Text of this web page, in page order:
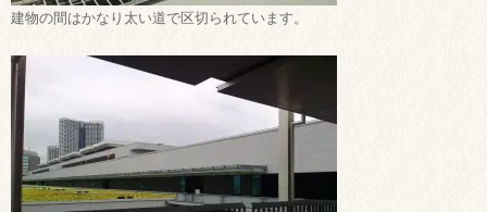
建物の間はかなり太い道で区切られています。